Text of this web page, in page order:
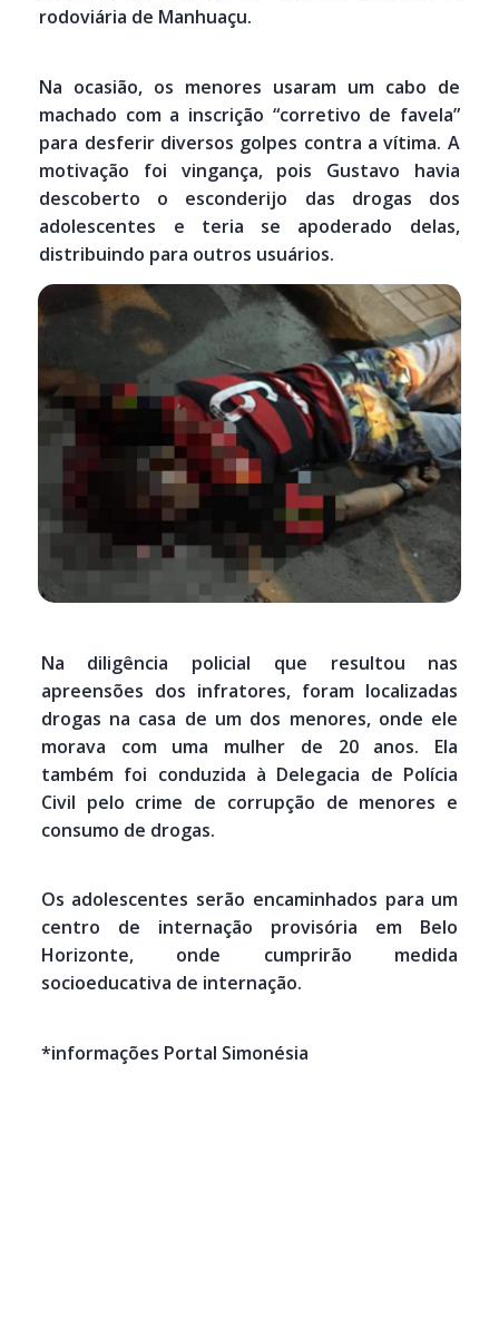
rodoviária de Manhuaçu.
Na ocasião, os menores usaram um cabo de
machado com a inscrição “corretivo de favela”
para desferir diversos golpes contra a vítima. A
motivação foi vingança, pois Gustavo havia
descoberto o esconderijo das drogas dos
adolescentes e teria se apoderado delas,
distribuindo para outros usuários.
Na diligência policial que resultou nas
apreensões dos infratores, foram localizadas
drogas na casa de um dos menores, onde ele
morava com uma mulher de 20 anos. Ela
também foi conduzida à Delegacia de Polícia
Civil pelo crime de corrupção de menores e
consumo de drogas.
Os adolescentes serão encaminhados para um
centro de internação provisória em Belo
Horizonte, onde cumprirão medida
socioeducativa de internação.
*informações Portal Simonésia